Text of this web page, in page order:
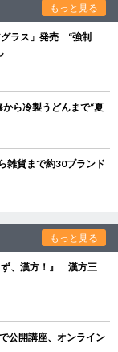
もっと見る
グラス」発売 “強制
ら冷製うどんまで“夏
雑貨まで約30ブランド
もっと見る
ず、漢方！』 漢方三
公開講座、オンライン